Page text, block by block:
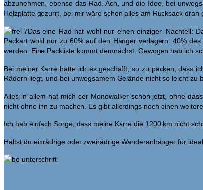
abzunehmen, ebenso das Rad. Ach, und die Idee, bei
Holzplatte gezurrt, bei mir wäre schon alles am Rucksack dran
Das eine Rad hat wohl nur einen einzigen Nachteil:
Packart wohl nur zu 60% auf den Hänger verlagern. 40%
werden. Eine Packliste kommt demnächst. Gewogen hab ich
Bei meiner Karre hatte ich es geschafft, so zu packen, dass
Rädern liegt, und bei unwegsamem Gelände nicht so leicht
Alles in allem hat mich der Monowalker schon jetzt, ohne
nicht ohne ihn zu machen. Es gibt allerdings noch einen
Ich hab einfach Sorge, dass meine Karre die 1200 km nicht
Hältst du einrädrige oder zweirädrige Wanderanhänger für